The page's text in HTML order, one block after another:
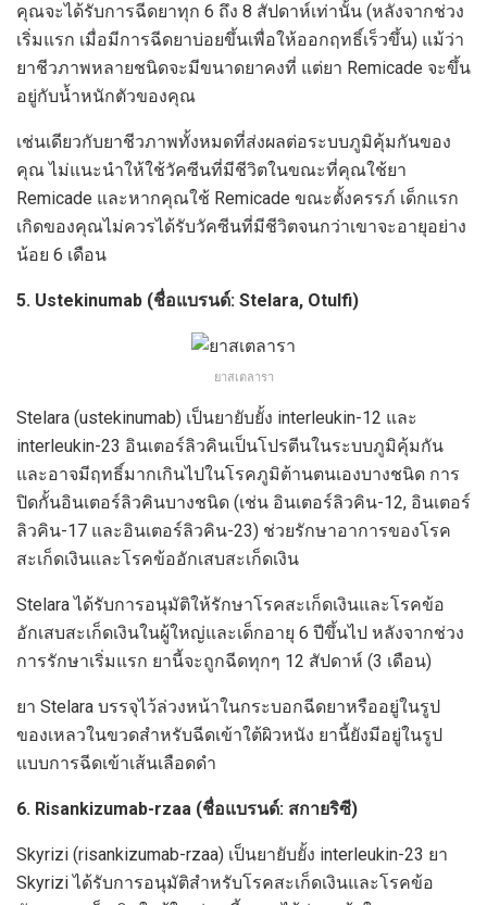
คุณจะได้รับการฉีดยาทุก 6 ถึง 8 สัปดาห์เท่านั้น (หลังจากช่วง
เริ่มแรก เมื่อมีการฉีดยาบ่อยขึ้นเพื่อให้ออกฤทธิ์เร็วขึ้น) แม้ว่า
ยาชีวภาพหลายชนิดจะมีขนาดยาคงที่ แต่ยา Remicade จะขึ้น
อยู่กับน้ำหนักตัวของคุณ
เช่นเดียวกับยาชีวภาพทั้งหมดที่ส่งผลต่อระบบภูมิคุ้มกันของ
คุณ ไม่แนะนำให้ใช้วัคซีนที่มีชีวิตในขณะที่คุณใช้ยา
Remicade และหากคุณใช้ Remicade ขณะตั้งครรภ์ เด็กแรก
เกิดของคุณไม่ควรได้รับวัคซีนที่มีชีวิตจนกว่าเขาจะอายุอย่าง
น้อย 6 เดือน
5. Ustekinumab (ชื่อแบรนด์: Stelara, Otulfi)
ยาสเตลารา
Stelara (ustekinumab) เป็นยายับยั้ง interleukin-12 และ
interleukin-23 อินเตอร์ลิวคินเป็นโปรตีนในระบบภูมิคุ้มกัน
และอาจมีฤทธิ์มากเกินไปในโรคภูมิต้านตนเองบางชนิด การ
ปิดกั้นอินเตอร์ลิวคินบางชนิด (เช่น อินเตอร์ลิวคิน-12, อินเตอร์
ลิวคิน-17 และอินเตอร์ลิวคิน-23) ช่วยรักษาอาการของโรค
สะเก็ดเงินและโรคข้ออักเสบสะเก็ดเงิน
Stelara ได้รับการอนุมัติให้รักษาโรคสะเก็ดเงินและโรคข้อ
อักเสบสะเก็ดเงินในผู้ใหญ่และเด็กอายุ 6 ปีขึ้นไป หลังจากช่วง
การรักษาเริ่มแรก ยานี้จะถูกฉีดทุกๆ 12 สัปดาห์ (3 เดือน)
ยา Stelara บรรจุไว้ล่วงหน้าในกระบอกฉีดยาหรืออยู่ในรูป
ของเหลวในขวดสำหรับฉีดเข้าใต้ผิวหนัง ยานี้ยังมีอยู่ในรูป
แบบการฉีดเข้าเส้นเลือดดำ
6. Risankizumab-rzaa (ชื่อแบรนด์: สกายริซี)
Skyrizi (risankizumab-rzaa) เป็นยายับยั้ง interleukin-23 ยา
Skyrizi ได้รับการอนุมัติสำหรับโรคสะเก็ดเงินและโรคข้อ